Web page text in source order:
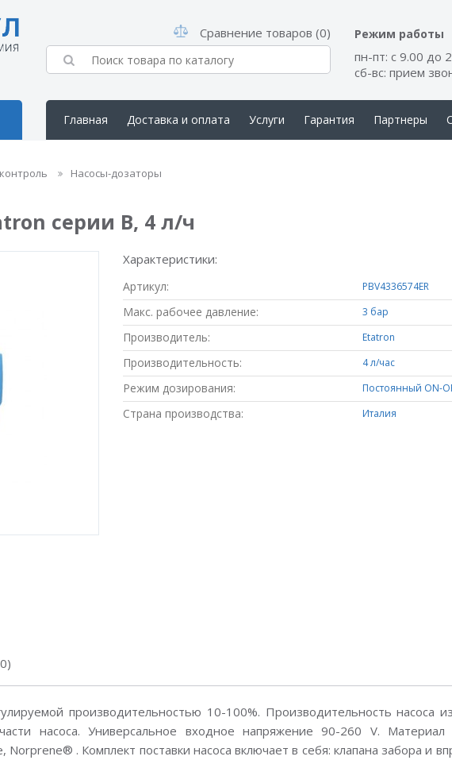
Сравнение товаров (0) Режим работы
пн-пт: с 9.00 до
сб-вс: прием
Главная Доставка и оплата Услуги Гарантия Партнеры
Насосы-дозаторы
серии B, 4 л/ч
Характеристики:
Артикул: PBV4336574ER
Макс. рабочее давление: 3 бар
Производитель: Etatron
Производительность: 4 л/час
Режим дозирования: Постоянный ON-
Страна производства: Италия
производительностью 10-100%. Производительность насоса
насоса. Универсальное входное напряжение 90-260 V.
Norprene® . Комплект поставки насоса включает в себя: клапана забора и